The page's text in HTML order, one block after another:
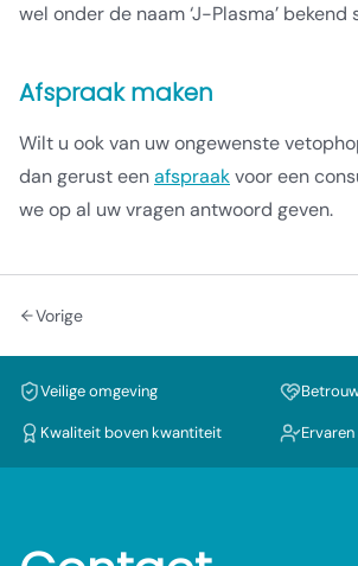
wel onder de naam ‘J-Plasma’ bekend
Afspraak maken
Wilt u ook van uw ongewenste
dan gerust eenafspraakvoor een
we op al uw vragen antwoord geven.
Vorige
Veilige omgeving
Kwaliteit boven kwantiteit